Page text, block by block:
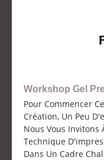
Workshop Gel
Pour Commencer
Création, Un Peu
Nous Vous Invitons
Technique
Dans Un Cadre